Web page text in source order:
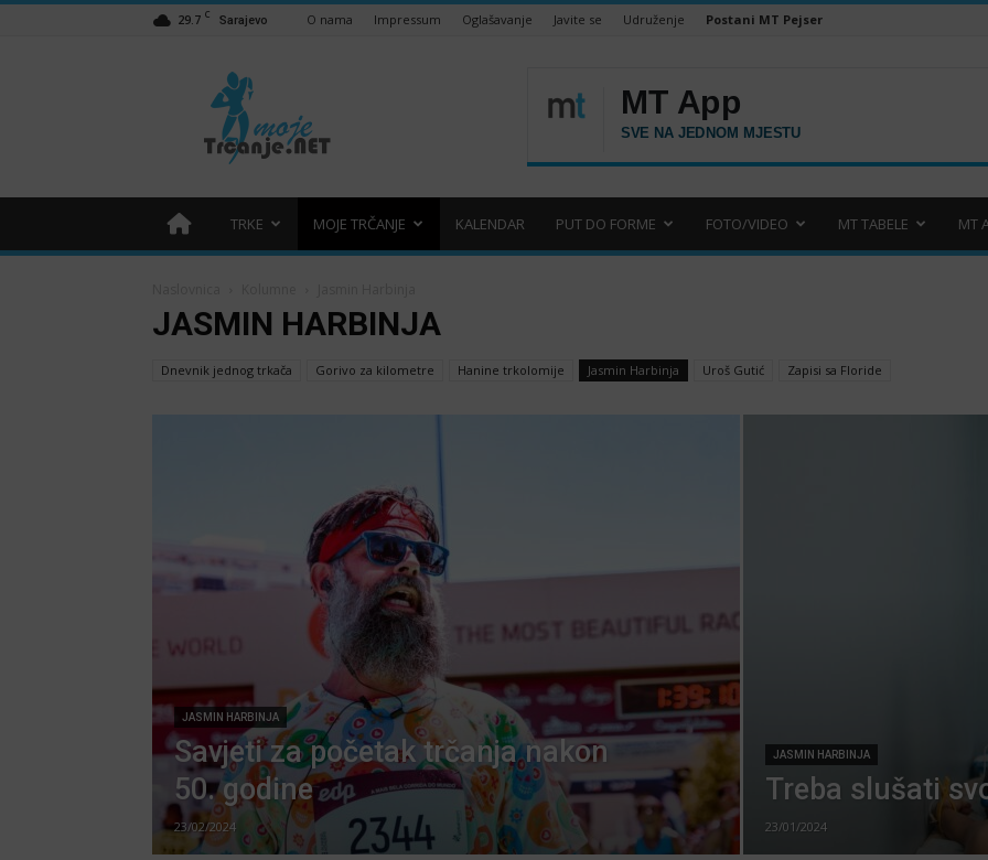
29.7 C Sarajevo O nama Impressum Oglašavanje Javite se Udruženje Postani MT Pejser
Moje
trčanje
trcanje.net
TRKE MOJE TRČANJE KALENDAR PUT DO FORME FOTO/VIDEO MT TABELE MT
JASMIN HARBINJA
Dnevnik jednog trkača Gorivo za kilometre Hanine trkolomije Jasmin Harbinja Uroš Gutić Zapisi sa Floride
JASMIN HARBINJA
Savjeti za početak trčanja nakon
50. godine
23/02/2024
JASMIN HARBINJA
Treba slušati
23/01/2024